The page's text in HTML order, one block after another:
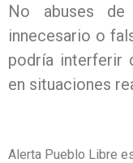
No abuses
innecesario o
podría interferir
en situaciones
Alerta Pueblo Libre